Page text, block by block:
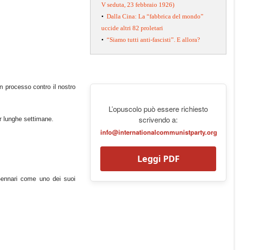
processo contro il nostro
settimane.
come uno dei suoi
V seduta, 23 febbraio 1926)
• Dalla Cina: La “fabbrica del mondo”
uccide altri 82 proletari
• “Siamo tutti anti-fascisti”. E allora?
L’opuscolo può essere richiesto
scrivendo a:
info@internationalcommunistparty.org
Leggi PDF